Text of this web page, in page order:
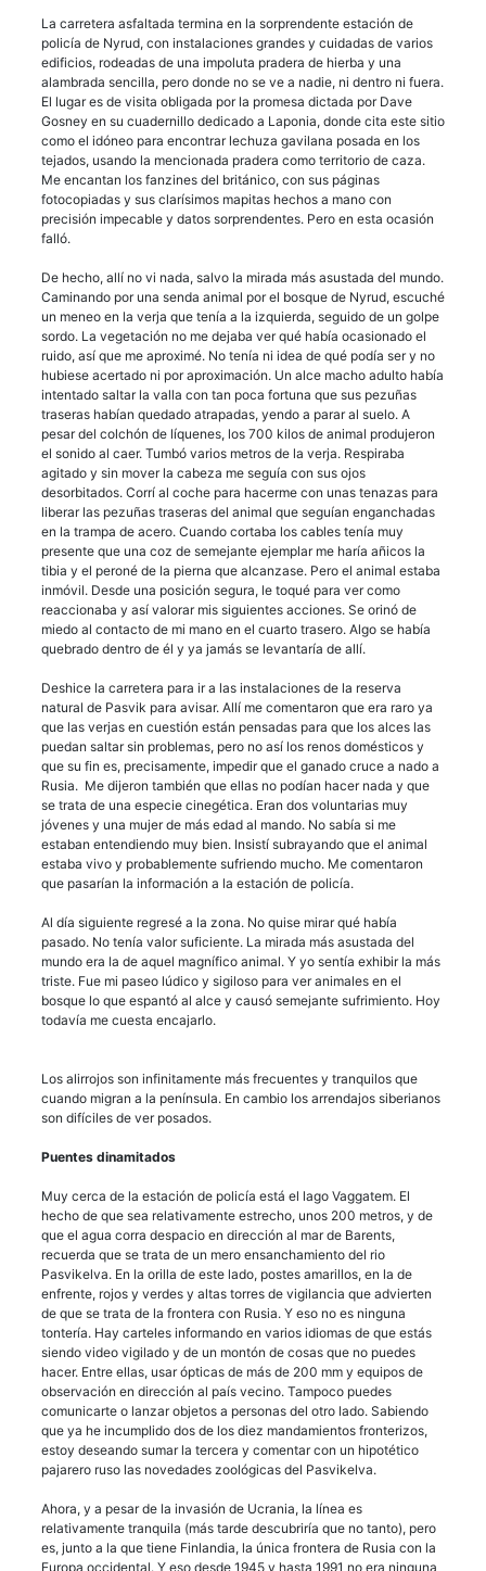
La carretera asfaltada termina en la sorprendente estación de
policía de Nyrud, con instalaciones grandes y cuidadas de varios
edificios, rodeadas de una impoluta pradera de hierba y una
alambrada sencilla, pero donde no se ve a nadie, ni dentro ni fuera.
El lugar es de visita obligada por la promesa dictada por Dave
Gosney en su cuadernillo dedicado a Laponia, donde cita este sitio
como el idóneo para encontrar lechuza gavilana posada en los
tejados, usando la mencionada pradera como territorio de caza.
Me encantan los fanzines del británico, con sus páginas
fotocopiadas y sus clarísimos mapitas hechos a mano con
precisión impecable y datos sorprendentes. Pero en esta ocasión
falló.
De hecho, allí no vi nada, salvo la mirada más asustada del mundo.
Caminando por una senda animal por el bosque de Nyrud, escuché
un meneo en la verja que tenía a la izquierda, seguido de un golpe
sordo. La vegetación no me dejaba ver qué había ocasionado el
ruido, así que me aproximé. No tenía ni idea de qué podía ser y no
hubiese acertado ni por aproximación. Un alce macho adulto había
intentado saltar la valla con tan poca fortuna que sus pezuñas
traseras habían quedado atrapadas, yendo a parar al suelo. A
pesar del colchón de líquenes, los 700 kilos de animal produjeron
el sonido al caer. Tumbó varios metros de la verja. Respiraba
agitado y sin mover la cabeza me seguía con sus ojos
desorbitados. Corrí al coche para hacerme con unas tenazas para
liberar las pezuñas traseras del animal que seguían enganchadas
en la trampa de acero. Cuando cortaba los cables tenía muy
presente que una coz de semejante ejemplar me haría añicos la
tibia y el peroné de la pierna que alcanzase. Pero el animal estaba
inmóvil. Desde una posición segura, le toqué para ver como
reaccionaba y así valorar mis siguientes acciones. Se orinó de
miedo al contacto de mi mano en el cuarto trasero. Algo se había
quebrado dentro de él y ya jamás se levantaría de allí.
Deshice la carretera para ir a las instalaciones de la reserva
natural de Pasvik para avisar. Allí me comentaron que era raro ya
que las verjas en cuestión están pensadas para que los alces las
puedan saltar sin problemas, pero no así los renos domésticos y
que su fin es, precisamente, impedir que el ganado cruce a nado a
Rusia. Me dijeron también que ellas no podían hacer nada y que
se trata de una especie cinegética. Eran dos voluntarias muy
jóvenes y una mujer de más edad al mando. No sabía si me
estaban entendiendo muy bien. Insistí subrayando que el animal
estaba vivo y probablemente sufriendo mucho. Me comentaron
que pasarían la información a la estación de policía.
Al día siguiente regresé a la zona. No quise mirar qué había
pasado. No tenía valor suficiente. La mirada más asustada del
mundo era la de aquel magnífico animal. Y yo sentía exhibir la más
triste. Fue mi paseo lúdico y sigiloso para ver animales en el
bosque lo que espantó al alce y causó semejante sufrimiento. Hoy
todavía me cuesta encajarlo.
Los alirrojos son infinitamente más frecuentes y tranquilos que
cuando migran a la península. En cambio los arrendajos siberianos
son difíciles de ver posados.
Puentes dinamitados
Muy cerca de la estación de policía está el lago Vaggatem. El
hecho de que sea relativamente estrecho, unos 200 metros, y de
que el agua corra despacio en dirección al mar de Barents,
recuerda que se trata de un mero ensanchamiento del rio
Pasvikelva. En la orilla de este lado, postes amarillos, en la de
enfrente, rojos y verdes y altas torres de vigilancia que advierten
de que se trata de la frontera con Rusia. Y eso no es ninguna
tontería. Hay carteles informando en varios idiomas de que estás
siendo video vigilado y de un montón de cosas que no puedes
hacer. Entre ellas, usar ópticas de más de 200 mm y equipos de
observación en dirección al país vecino. Tampoco puedes
comunicarte o lanzar objetos a personas del otro lado. Sabiendo
que ya he incumplido dos de los diez mandamientos fronterizos,
estoy deseando sumar la tercera y comentar con un hipotético
pajarero ruso las novedades zoológicas del Pasvikelva.
Ahora, y a pesar de la invasión de Ucrania, la línea es
relativamente tranquila (más tarde descubriría que no tanto), pero
es, junto a la que tiene Finlandia, la única frontera de Rusia con la
Europa occidental. Y eso desde 1945 y hasta 1991 no era ninguna